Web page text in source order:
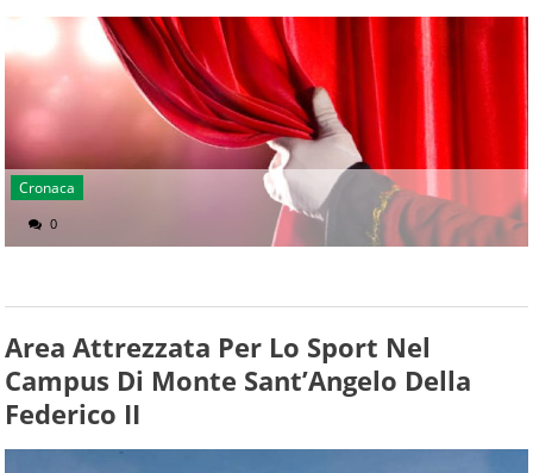
Cronaca
0
Area Attrezzata Per Lo Sport Nel
Campus Di Monte Sant’Angelo Della
Federico II